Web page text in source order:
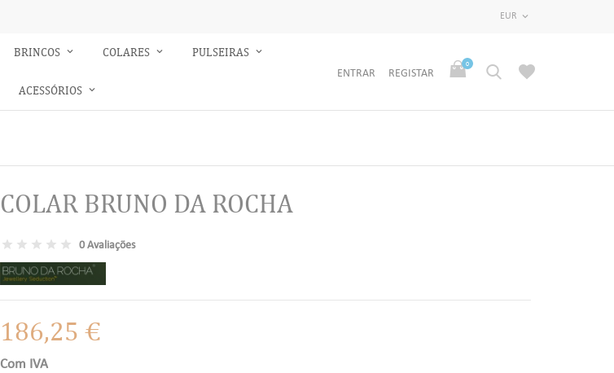
EUR 
BRINCOS COLARES PULSEIRAS
ACESSÓRIOS
ENTRAR REGISTAR
0
COLAR BRUNO DA ROCHA
0 Avaliações
186,25 €
Com IVA